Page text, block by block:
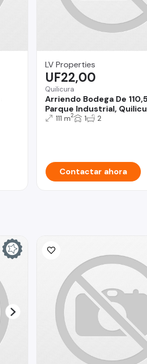
LV Properties
Quilicura
Arriendo Bodega De
Parque Industrial,
UF22,00
111 m2 1 2
Contactar ahora